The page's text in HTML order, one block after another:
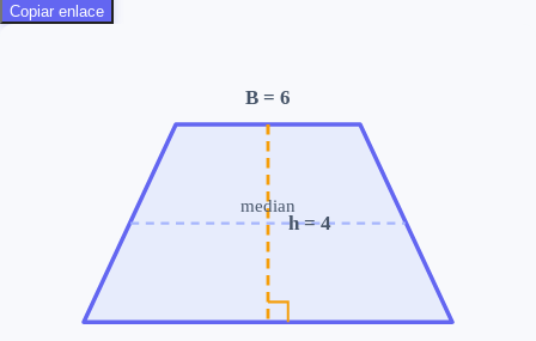
Copiar enlace
B= 6
h= 4
median